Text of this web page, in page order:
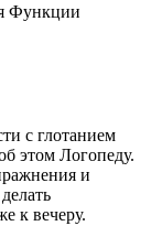
Функции
с глотанием
этом Логопеду.
и
к вечеру.